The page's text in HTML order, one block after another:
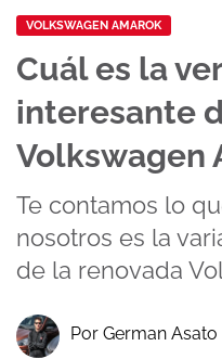
VOLKSWAGEN AMAROK
Cuál es la
interesante
Volkswagen
Te contamos lo
nosotros es la
de la renovada
Por German Asato